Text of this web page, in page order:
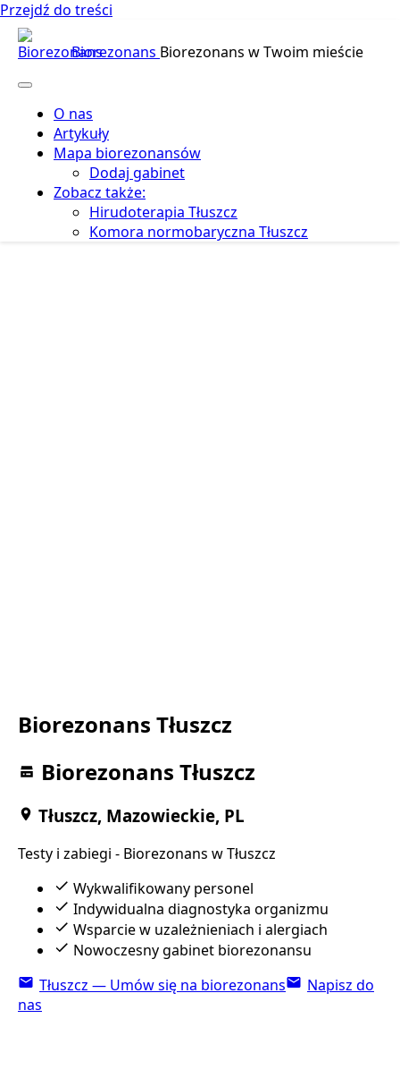
Przejdź do treści
Biorezonans Biorezonans w Twoim mieście
O nas
Artykuły
Mapa biorezonansów
Dodaj gabinet
Zobacz także:
Hirudoterapia Tłuszcz
Komora normobaryczna Tłuszcz
Biorezonans Tłuszcz
Biorezonans Tłuszcz
Tłuszcz, Mazowieckie, PL
Testy i zabiegi - Biorezonans w Tłuszcz
Wykwalifikowany personel
Indywidualna diagnostyka organizmu
Wsparcie w uzależnieniach i alergiach
Nowoczesny gabinet biorezonansu
Tłuszcz — Umów się na biorezonans
Napisz do
nas